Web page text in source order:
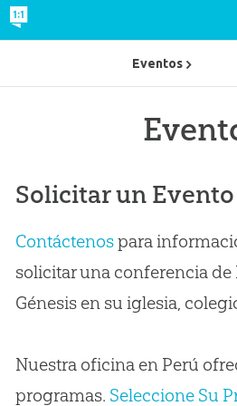
Solicitar un Evento
Contáctenospara
solicitar una conferencia de
Génesis en su iglesia,
Nuestra oficina en Perú
programas. Seleccione Su
Eventos